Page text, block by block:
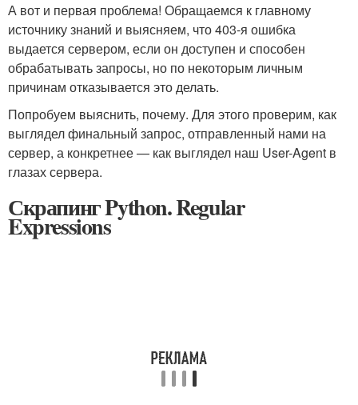
А вот и первая проблема! Обращаемся к главному
источнику знаний и выясняем, что 403-я ошибка
выдается сервером, если он доступен и способен
обрабатывать запросы, но по некоторым личным
причинам отказывается это делать.
Попробуем выяснить, почему. Для этого проверим, как
выглядел финальный запрос, отправленный нами на
сервер, а конкретнее — как выглядел наш User-Agent в
глазах сервера.
Скрапинг Python. Regular
Expressions